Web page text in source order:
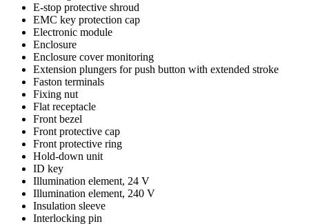
E-stop protective shroud
EMC key protection cap
Electronic module
Enclosure
Enclosure cover monitoring
Extension plungers for push button with extended stroke
Faston terminals
Fixing nut
Flat receptacle
Front bezel
Front protective cap
Front protective ring
Hold-down unit
ID key
Illumination element, 24 V
Illumination element, 240 V
Insulation sleeve
Interlocking pin